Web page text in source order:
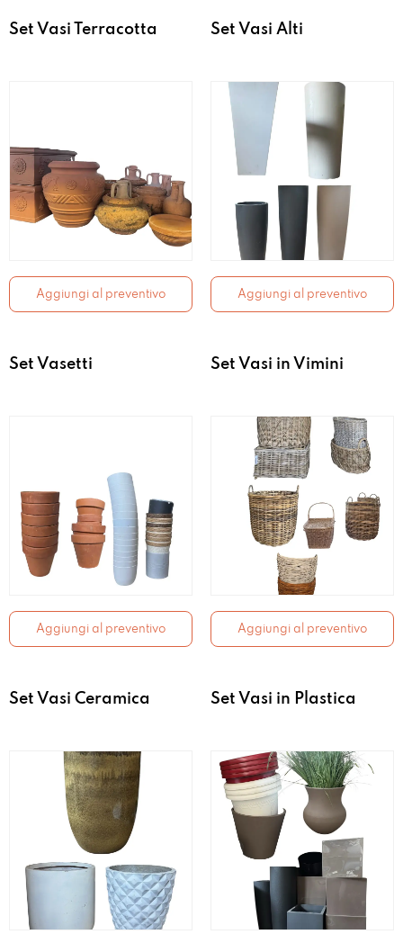
Set Vasi Terracotta
Aggiungi al preventivo
Set Vasi Alti
Aggiungi al preventivo
Set Vasetti
Aggiungi al preventivo
Set Vasi in Vimini
Aggiungi al preventivo
Set Vasi Ceramica Set Vasi in Plastica